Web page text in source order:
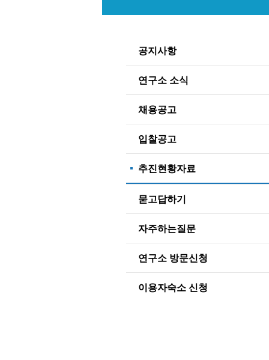
공지사항
연구소 소식
채용공고
입찰공고
추진현황자료
묻고답하기
자주하는질문
연구소 방문신청
이용자숙소 신청